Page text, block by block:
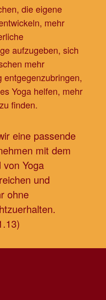
die eigene
mehr
aufzugeben, sich
mehr
entgegenzubringen,
Yoga helfen, mehr
finden.
eine passende
mit dem
Yoga
und
ohne